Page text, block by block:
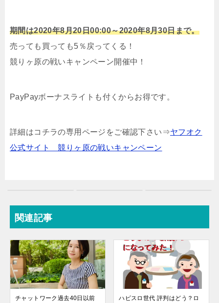
期間は2020年8月20日00:00～2020年8月30日まで。
売っても買っても5％戻ってくる！
競りヶ原の戦いキャンペーン開催中！
PayPayボーナスライトも付くからお得です。
詳細はコチラの専用ページをご確認下さい⇒ヤフオク
公式サイト 競りヶ原の戦いキャンペーン
関連記事
チャットワーク過去40日以前
ハピスロ世代 評判はどう？ロ